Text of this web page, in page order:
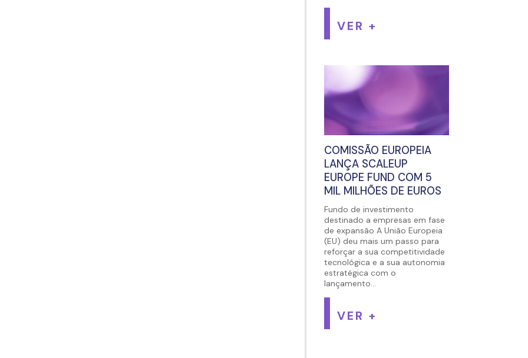
VER +
COMISSÃO EUROPEIA
LANÇA SCALEUP
EUROPE FUND COM 5
MIL MILHÕES DE EUROS
Fundo de investimento
destinado a empresas em fase
de expansão A União Europeia
(EU) deu mais um passo para
reforçar a sua competitividade
tecnológica e a sua autonomia
estratégica com o
lançamento...
VER +